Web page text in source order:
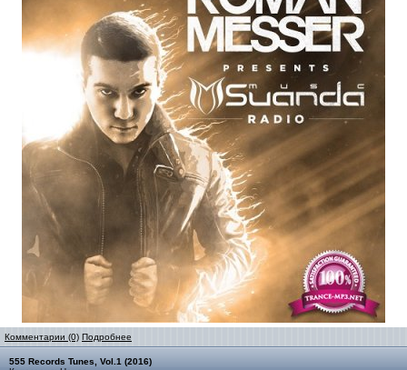
Комментарии (0) Подробнее
555 Records Tunes, Vol.1 (2016)